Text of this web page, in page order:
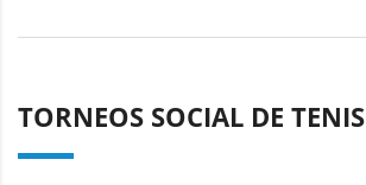
TORNEOS SOCIAL DE TENIS